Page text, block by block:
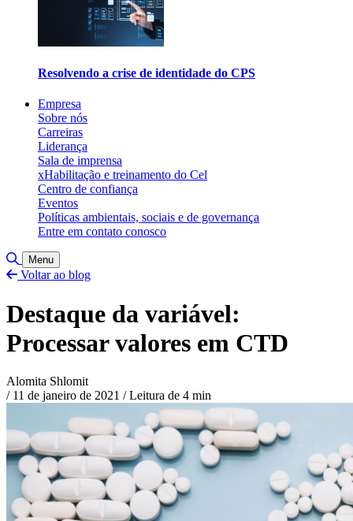
Resolvendo a crise de identidade do CPS
Empresa
Sobre nós
Carreiras
Liderança
Sala de imprensa
xHabilitação e treinamento do Cel
Centro de confiança
Eventos
Políticas ambientais, sociais e de governança
Entre em contato conosco
Alternar pesquisa
Menu
Voltar ao blog
Destaque da variável:
Processar valores em CTD
Alomita Shlomit
/ 11 de janeiro de 2021 /Leitura de 4 min